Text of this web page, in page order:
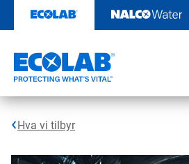
til
Hva vi tilbyr